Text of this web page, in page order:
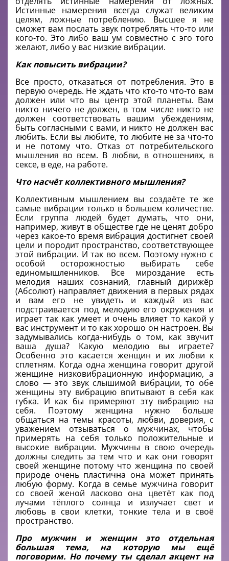
Истинные намерения всегда служат великим
целям, ложные потреблению. Высшее я не
сможет вам послать звук потреблять что-то или
кого-то. Это либо ваш ум совместно с эго того
желают, либо у вас низкие вибрации.
Как повысить вибрации?
Все просто, отказаться от потребления. Это в
первую очередь. Не ждать что кто-то что-то вам
должен или что вы центр этой планеты. Вам
никто ничего не должен, в том числе никто не
должен соответствовать вашим убеждениям,
быть согласными с вами, и никто не должен вас
любить. Если вы любите, то любите не за что-то
и не потому что. Отказ от потребительского
мышления во всем. В любви, в отношениях, в
сексе, в еде, на работе.
Что насчёт коллективного мышления?
Коллективным мышлением вы создаёте те же
самые вибрации только в большем количестве.
Если группа людей будет думать, что они,
например, живут в обществе где не ценят добро
через какое-то время вибрация достигнет своей
цели и породит пространство, соответствующее
этой вибрации. И так во всем. Поэтому нужно с
особой осторожностью выбирать себе
единомышленников. Все мироздание есть
мелодия наших сознаний, главный дирижёр
(Абсолют) направляет движения в первых рядах
и вам его не увидеть и каждый из вас
подстраивается под мелодию его окружения и
играет так как умеет и очень влияет то какой у
вас инструмент и то как хорошо он настроен. Вы
задумывались когда-нибудь о том, как звучит
ваша душа? Какую мелодию вы играете?
Особенно это касается женщин и их любви к
сплетням. Когда одна женщина говорит другой
женщине низковибрационную информацию, а
слово — это звук слышимой вибрации, то обе
женщины эту вибрацию впитывают в себя как
губка. И как бы примеряют эту вибрацию на
себя. Поэтому женщина нужно больше
общаться на темы красоты, любви, доверия, с
уважением отзываться о мужчинах, чтобы
примерять на себя только положительные и
высокие вибрации. Мужчины в свою очередь
должны следить за тем что и как они говорят
своей женщине потому что женщина по своей
природе очень пластична она может принять
любую форму. Когда в семье мужчина говорит
со своей женой ласково она цветёт как под
лучами тёплого солнца и излучает свет и
любовь в свои клетки, тонкие тела и в своё
пространство.
Про мужчин и женщин это отдельная
большая тема, на которую мы ещё
поговорим. Но почему ты сделал акцент на